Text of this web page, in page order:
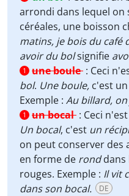
arrondi dans lequel on
céréales, une boisson
matins, je bois du café
avoir du bolsignifie
1 une boule : Ceci
bol. Une boule, c'est
Exemple : Au billard,
1 un bocal : Ceci
Un bocal, c'est un
on peut conserver des
en forme de ronddans
rouges. Exemple : Il vit
dans son bocal.
DE